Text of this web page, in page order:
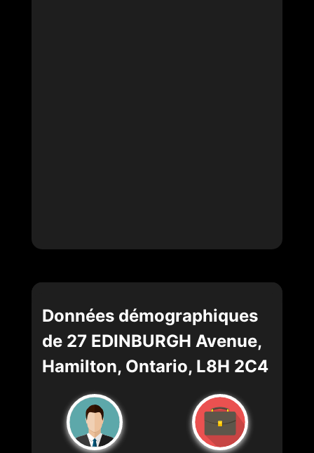
Données démographiques
de 27 EDINBURGH Avenue,
Hamilton, Ontario, L8H 2C4